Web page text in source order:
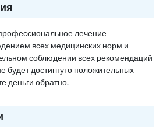
лечение
всех медицинских норм и
соблюдении всех рекомендаций
будет достигнуто положительных
деньги обратно.